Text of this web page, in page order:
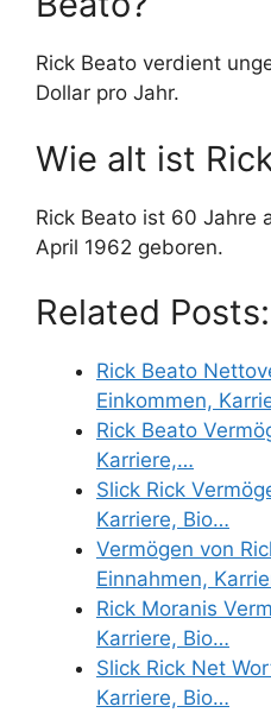
Rick Beato verdient
Dollar pro Jahr.
Wie alt ist
Rick Beato ist 60 Jahre
April 1962 geboren.
Related Posts:
Rick Beato
Einkommen,
Rick Beato
Karriere,…
Slick Rick
Karriere, Bio…
Vermögen von
Einnahmen,
Rick Moranis
Karriere, Bio…
Slick Rick Net
Karriere, Bio…